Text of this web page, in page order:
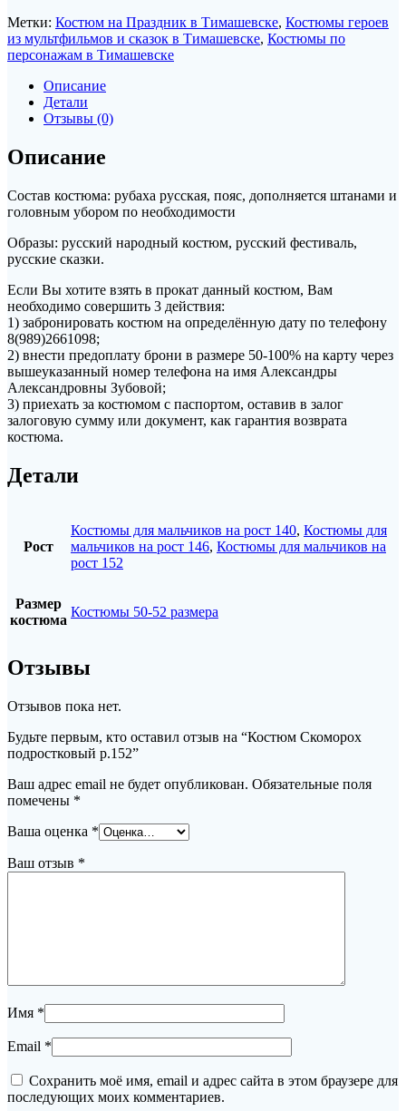
Метки: Костюм на Праздник в Тимашевске, Костюмы героев
из мультфильмов и сказок в Тимашевске, Костюмы по
персонажам в Тимашевске
Описание
Детали
Отзывы (0)
Описание
Состав костюма: рубаха русская, пояс, дополняется штанами и
головным убором по необходимости
Образы: русский народный костюм, русский фестиваль,
русские сказки.
Если Вы хотите взять в прокат данный костюм, Вам
необходимо совершить 3 действия:
1) забронировать костюм на определённую дату по телефону
8(989)2661098;
2) внести предоплату брони в размере 50-100% на карту через
вышеуказанный номер телефона на имя Александры
Александровны Зубовой;
3) приехать за костюмом с паспортом, оставив в залог
залоговую сумму или документ, как гарантия возврата
костюма.
Детали
Рост
Костюмы для мальчиков на рост 140, Костюмы для
мальчиков на рост 146, Костюмы для мальчиков на
рост 152
Размер
костюма
Костюмы 50-52 размера
Отзывы
Отзывов пока нет.
Будьте первым, кто оставил отзыв на “Костюм Скоморох
подростковый р.152”
Ваш адрес email не будет опубликован. Обязательные поля
помечены *
Ваша оценка *
Ваш отзыв *
Имя *
Email *
Сохранить моё имя, email и адрес сайта в этом браузере для
последующих моих комментариев.